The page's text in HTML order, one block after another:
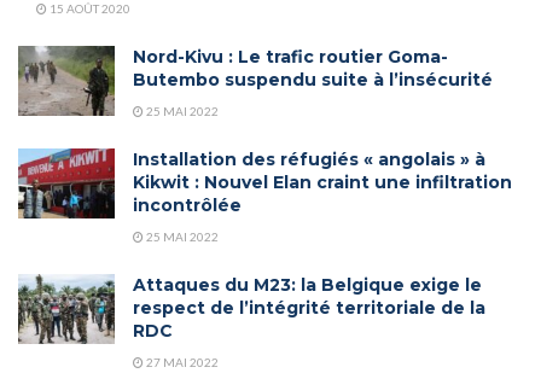
15 AOÛT 2020
Nord-Kivu : Le trafic routier Goma-
Butembo suspendu suite à l’insécurité
25 MAI 2022
Installation des réfugiés « angolais » à
Kikwit : Nouvel Elan craint une infiltration
incontrôlée
25 MAI 2022
Attaques du M23: la Belgique exige le
respect de l’intégrité territoriale de la
RDC
27 MAI 2022